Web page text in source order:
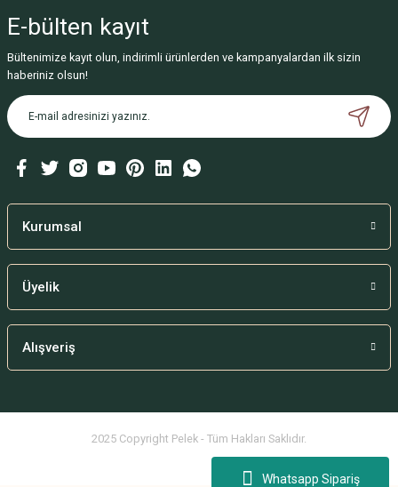
Whatsapp Sipariş
Görüş ve önerileriniz için teşekkür ederiz.
Ürün resmi kalitesiz, bozuk veya görüntülenemiyor.
Ürün açıklamasında eksik bilgiler bulunuyor.
Ürün bilgilerinde hatalar bulunuyor.
Bu ürüne benzer farklı alternatifler olmalı.
E-bülten kayıt
Bültenimize kayıt olun, indirimli ürünlerden ve kampanyalardan ilk sizin
haberiniz olsun!
Kurumsal
Üyelik
Alışveriş
2025 Copyright Pelek - Tüm Hakları Saklıdır.